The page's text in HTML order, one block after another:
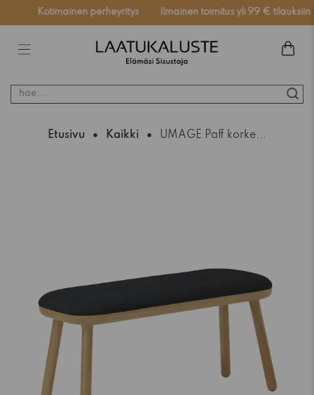
Kotimainen perheyritys Ilmainen toimitus yli 99 € tilauksiin
hae...
Etusivu Kaikki UMAGE Paff korke...